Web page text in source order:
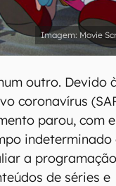
Movie
outro. Devido
coronavírus
parou, com
indeterminado
a
de séries e